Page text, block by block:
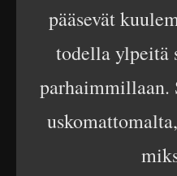
pääsevät
todella ylpeitä
parhaimmillaan.